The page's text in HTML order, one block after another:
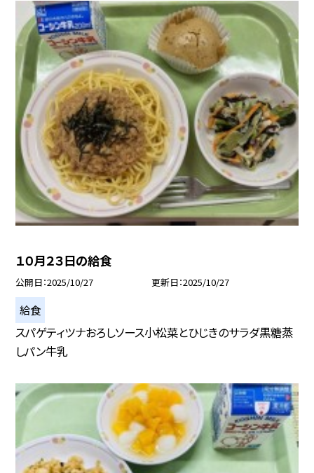
１０月２３日の給食
公開日 2025/10/27 更新日 2025/10/27
給食
スパゲティツナおろしソース小松菜とひじきのサラダ黒糖蒸
しパン牛乳